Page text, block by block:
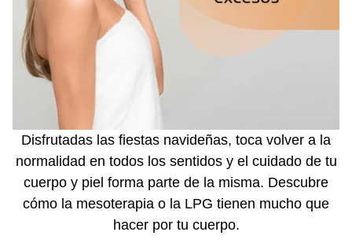
Disfrutadas las fiestas navideñas, toca volver a la
normalidad en todos los sentidos y el cuidado de tu
cuerpo y piel forma parte de la misma. Descubre
cómo la mesoterapia o la LPG tienen mucho que
hacer por tu cuerpo.